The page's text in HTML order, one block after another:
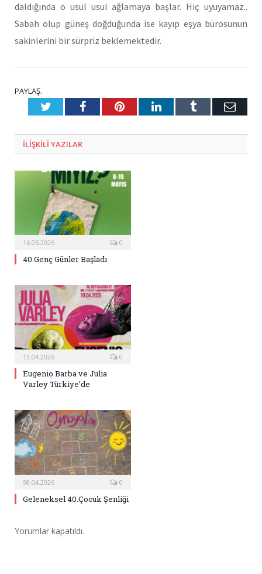
daldı­ğında o usul usul ağlamaya başlar. Hiç uyuyamaz..
Sabah olup güneş doğduğun­da ise kayıp eşya bürosunun
sakinlerini bir sürpriz beklemektedir.
PAYLAŞ.
TwitterFacebookPinterestLinkedInTumblr E-
ILIŞKILI YAZILAR
16.05.2026 0
40.Genç Günler Başladı
13.04.2026 0
Eugenio Barba ve Julia
Varley Türkiye’de
08.04.2026 0
Geleneksel 40.Çocuk Şenliği
Yorumlar kapatıldı.